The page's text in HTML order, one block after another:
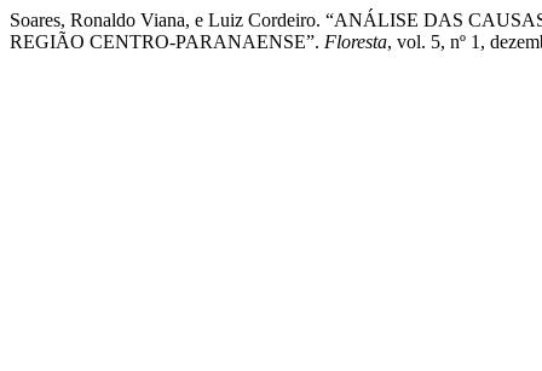
Soares, Ronaldo Viana, e Luiz Cordeiro. “ANÁLISE DAS
REGIÃO CENTRO-PARANAENSE”. Floresta, vol. 5, nº 1,